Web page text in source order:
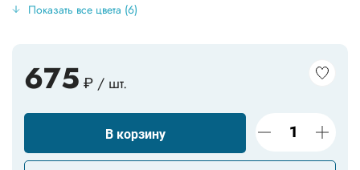
Показать все цвета (6)
675 ₽ / шт.
В корзину